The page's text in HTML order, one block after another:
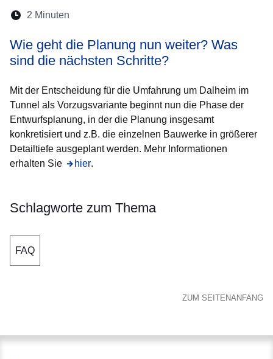
Lesedauer:
2 Minuten
Wie geht die Planung nun weiter? Was
sind die nächsten Schritte?
Mit der Entscheidung für die Umfahrung um Dalheim im
Tunnel als Vorzugsvariante beginnt nun die Phase der
Entwurfsplanung, in der die Planung insgesamt
konkretisiert und z.B. die einzelnen Bauwerke in größerer
Detailtiefe ausgeplant werden. Mehr Informationen
erhalten Sie
hier
Öffnet sich in einem neuen Fenster
.
Schlagworte zum Thema
FAQ
ZUM SEITENANFANG